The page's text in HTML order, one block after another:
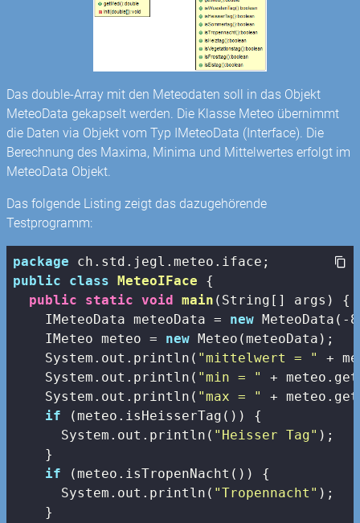
Das double-Array mit den Meteodaten soll in das Objekt
MeteoData gekapselt werden. Die Klasse Meteo übernimmt
die Daten via Objekt vom Typ IMeteoData (Interface). Die
Berechnung des Maxima, Minima und Mittelwertes erfolgt im
MeteoData Objekt.
Das folgende Listing zeigt das dazugehörende
Testprogramm:
package
public
class MeteoIFace
{
public
static void main (String[] args)
{
    IMeteoData meteoData =
new MeteoData(-
    IMeteo meteo =
new Meteo(meteoData);
    System.out.println(
"mittelwert = "
+
    System.out.println(
"min = "
+
    System.out.println(
"max = "
+
if (meteo.isHeisserTag()) {
      System.out.println(
"Heisser Tag" );
    }
if (meteo.isTropenNacht()) {
      System.out.println(
"Tropennacht" );
    }